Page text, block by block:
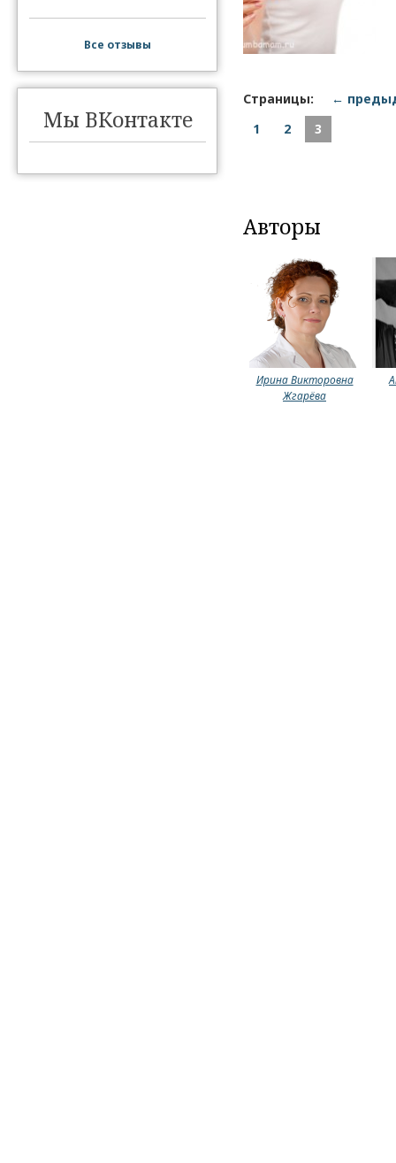
Все отзывы
Мы ВКонтакте
Страницы:
←
1
2 3
Авторы
Ирина Викторовна
Жгарёва